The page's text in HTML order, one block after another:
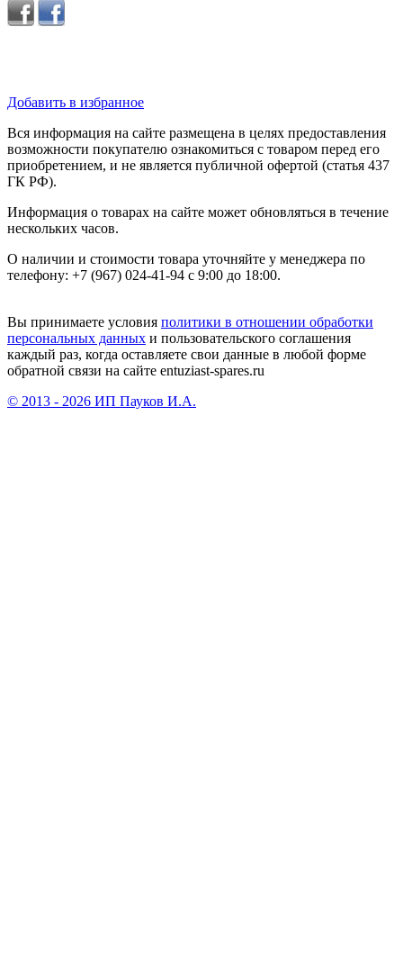
Добавить в избранное
Вся информация на сайте размещена в целях предоставления
возможности покупателю ознакомиться с товаром перед его
приобретением, и не является публичной офертой (статья 437
ГК РФ).
Информация о товарах на сайте может обновляться в течение
нескольких часов.
О наличии и стоимости товара уточняйте у менеджера по
телефону: +7 (967) 024-41-94 с 9:00 до 18:00.
Вы принимаете условия политики в отношении обработки
персональных данных и пользовательского соглашения
каждый раз, когда оставляете свои данные в любой форме
обратной связи на сайте entuziast-spares.ru
© 2013 - 2026 ИП Пауков И.А.